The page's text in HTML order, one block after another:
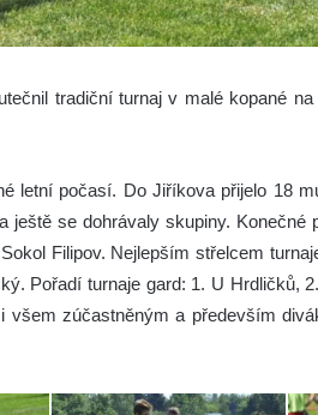
tradiční turnaj v malé kopané
letní počasí. Do Jiříkova přijelo 18
se dohrávaly skupiny. Konečné
Filipov. Nejlepším střelcem
Pořadí turnaje gard: 1. U Hrdličků,
všem zúčastněným a především